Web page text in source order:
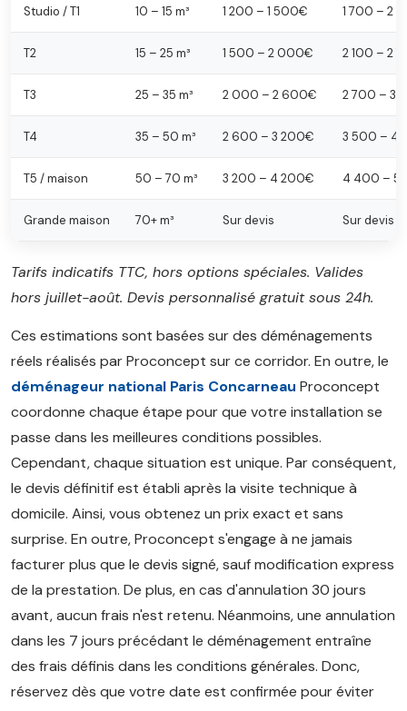
Studio / T1 10 – 15 m³ 1 200 – 1 500€ 1 700 – 2
T2 15 – 25 m³ 1 500 – 2 000€ 2 100 – 2
T3 25 – 35 m³ 2 000 – 2 600€ 2 700 – 3
T4 35 – 50 m³ 2 600 – 3 200€ 3 500 – 4
T5 / maison 50 – 70 m³ 3 200 – 4 200€ 4 400 – 5
Grande maison 70+ m³ Sur devis Sur devis
Tarifs indicatifs TTC, hors options spéciales. Valides
hors juillet-août. Devis personnalisé gratuit sous 24h.
Ces estimations sont basées sur des déménagements
réels réalisés par Proconcept sur ce corridor. En outre, le
déménageur national Paris Concarneau Proconcept
coordonne chaque étape pour que votre installation se
passe dans les meilleures conditions possibles.
Cependant, chaque situation est unique. Par conséquent,
le devis définitif est établi après la visite technique à
domicile. Ainsi, vous obtenez un prix exact et sans
surprise. En outre, Proconcept s'engage à ne jamais
facturer plus que le devis signé, sauf modification express
de la prestation. De plus, en cas d'annulation 30 jours
avant, aucun frais n'est retenu. Néanmoins, une annulation
dans les 7 jours précédant le déménagement entraîne
des frais définis dans les conditions générales. Donc,
réservez dès que votre date est confirmée pour éviter